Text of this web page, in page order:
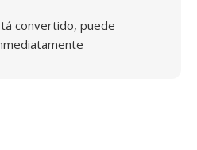
convertido, puede